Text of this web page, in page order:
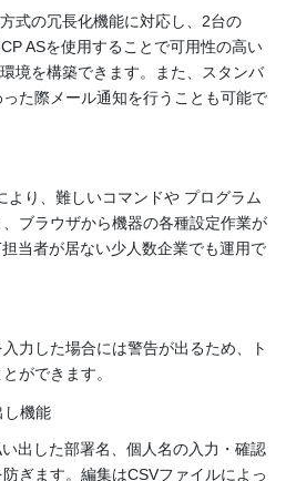
式の冗長化機能に対応し、2台の
ASを使用することで可用性の高い
境を構築できます。また、スタンバ
た際メール通知を行うことも可能で
より、難しいコマンドや プログラム
ブラウザから機器の各種設定作業が
当者が居ない少人数企業でも運用で
力した場合には警告が出るため、ト
ができます。
し機能
出した部署名、個人名の入力・確認
ぎます。編集はCSVファイルによっ